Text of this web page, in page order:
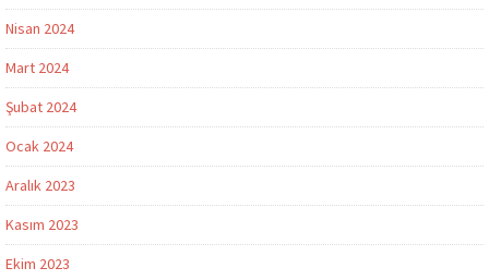
Nisan 2024
Mart 2024
Şubat 2024
Ocak 2024
Aralık 2023
Kasım 2023
Ekim 2023